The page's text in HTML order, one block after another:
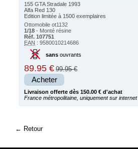
155 GTA Stradale 1993
Alfa Red 130
Edition limitée à 1500 exemplaires
Ottomobile ot1132
1/18 - Monté résine
Réf. 107751
EAN : 9580010214686
sansouvrants
89.95 € 99.95 €
Acheter
Livraison offerte dès 150.00 € d'achat
France métropolitaine, uniquement sur internet
Retour